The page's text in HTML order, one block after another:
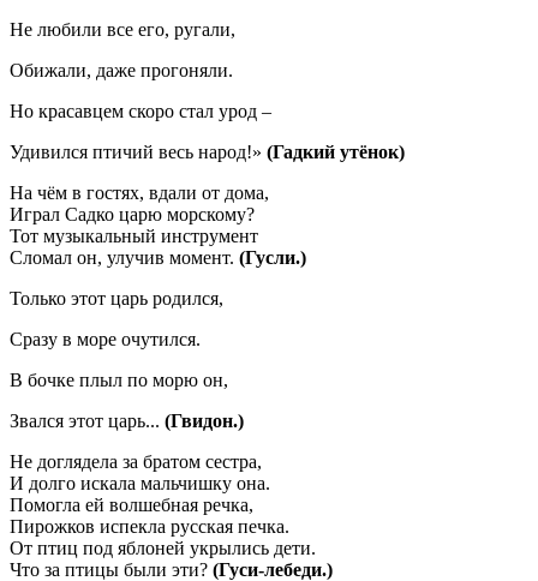
Не любили все его, ругали,
Обижали, даже прогоняли.
Но красавцем скоро стал урод –
Удивился птичий весь народ!» (Гадкий утёнок)
На чём в гостях, вдали от дома,
Играл Садко царю морскому?
Тот музыкальный инструмент
Сломал он, улучив момент. (Гусли.)
Только этот царь родился,
Сразу в море очутился.
В бочке плыл по морю он,
Звался этот царь... (Гвидон.)
Не доглядела за братом сестра,
И долго искала мальчишку она.
Помогла ей волшебная речка,
Пирожков испекла русская печка.
От птиц под яблоней укрылись дети.
Что за птицы были эти? (Гуси-лебеди.)